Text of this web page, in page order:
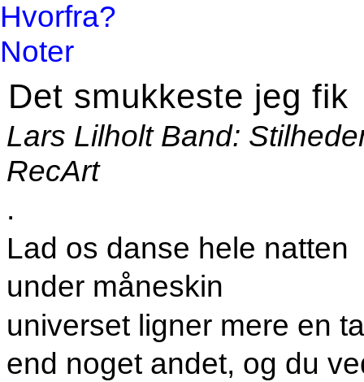
Hvorfra?
Noter
Det smukkeste jeg fik
Lars Lilholt Band:
RecArt
.
Lad os danse hele natten
under måneskin
universet ligner mere en
end noget andet, og du